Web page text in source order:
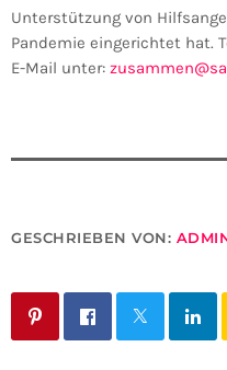
Unterstützung von
Pandemie eingerichtet hat.
E-Mail unter:
GESCHRIEBEN VON: